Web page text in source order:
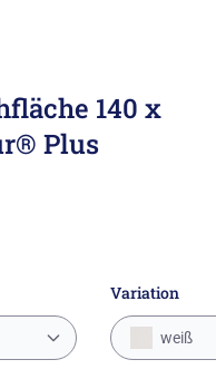
140 x
Plus
Variation
weiß